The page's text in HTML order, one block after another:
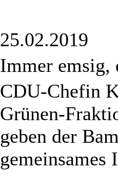
25.02.2019
Immer emsig,
CDU-Chefin
Grünen-
geben der
gemeinsames